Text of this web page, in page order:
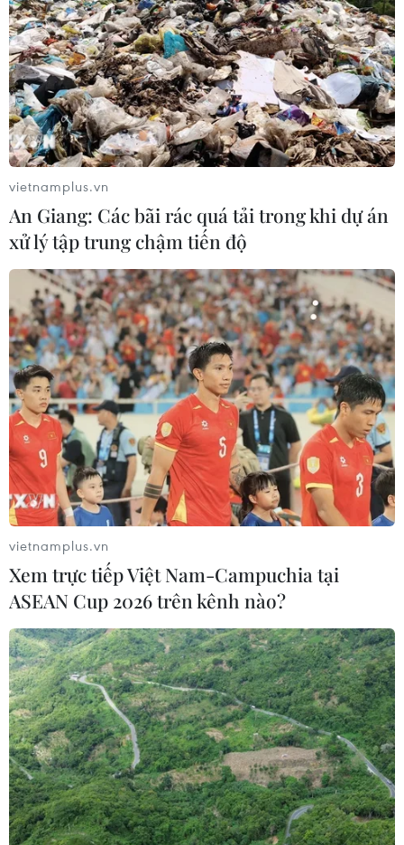
vietnamplus.vn
An Giang: Các bãi rác quá tải trong khi dự án
xử lý tập trung chậm tiến độ
vietnamplus.vn
Xem trực tiếp Việt Nam-Campuchia tại
ASEAN Cup 2026 trên kênh nào?